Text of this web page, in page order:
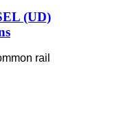
(UD)
rail